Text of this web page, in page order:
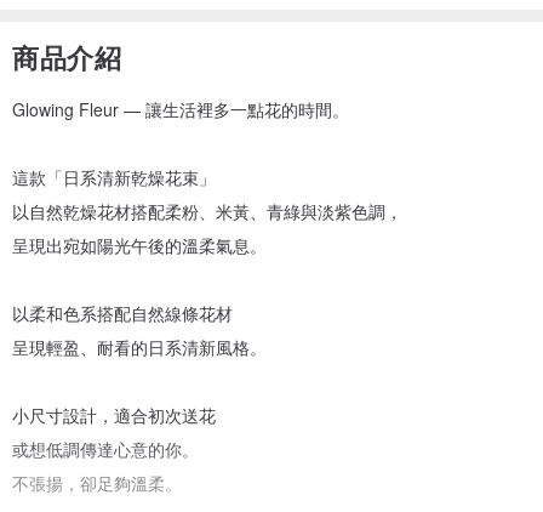
商品介紹
Glowing Fleur — 讓生活裡多一點花的時間。
這款「日系清新乾燥花束」
以自然乾燥花材搭配柔粉、米黃、青綠與淡紫色調，
呈現出宛如陽光午後的溫柔氣息。
以柔和色系搭配自然線條花材
呈現輕盈、耐看的日系清新風格。
小尺寸設計，適合初次送花
或想低調傳達心意的你。
不張揚，卻足夠溫柔。